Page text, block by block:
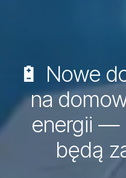
🔋 Nowe
na
energii —
będą